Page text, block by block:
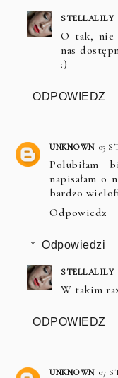
STELLALILY
O tak, nie
nas
:)
ODPOWIEDZ
UNKNOWN 03
Polubiłam
napisałam
bardzo
Odpowiedz
Odpowiedzi
STELLALILY
W takim
ODPOWIEDZ
UNKNOWN 07